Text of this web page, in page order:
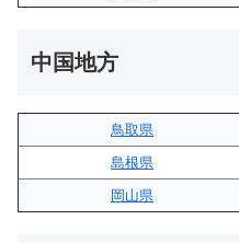
中国地方
鳥取県
島根県
岡山県